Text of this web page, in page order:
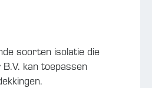
soorten isolatie die
kan toepassen